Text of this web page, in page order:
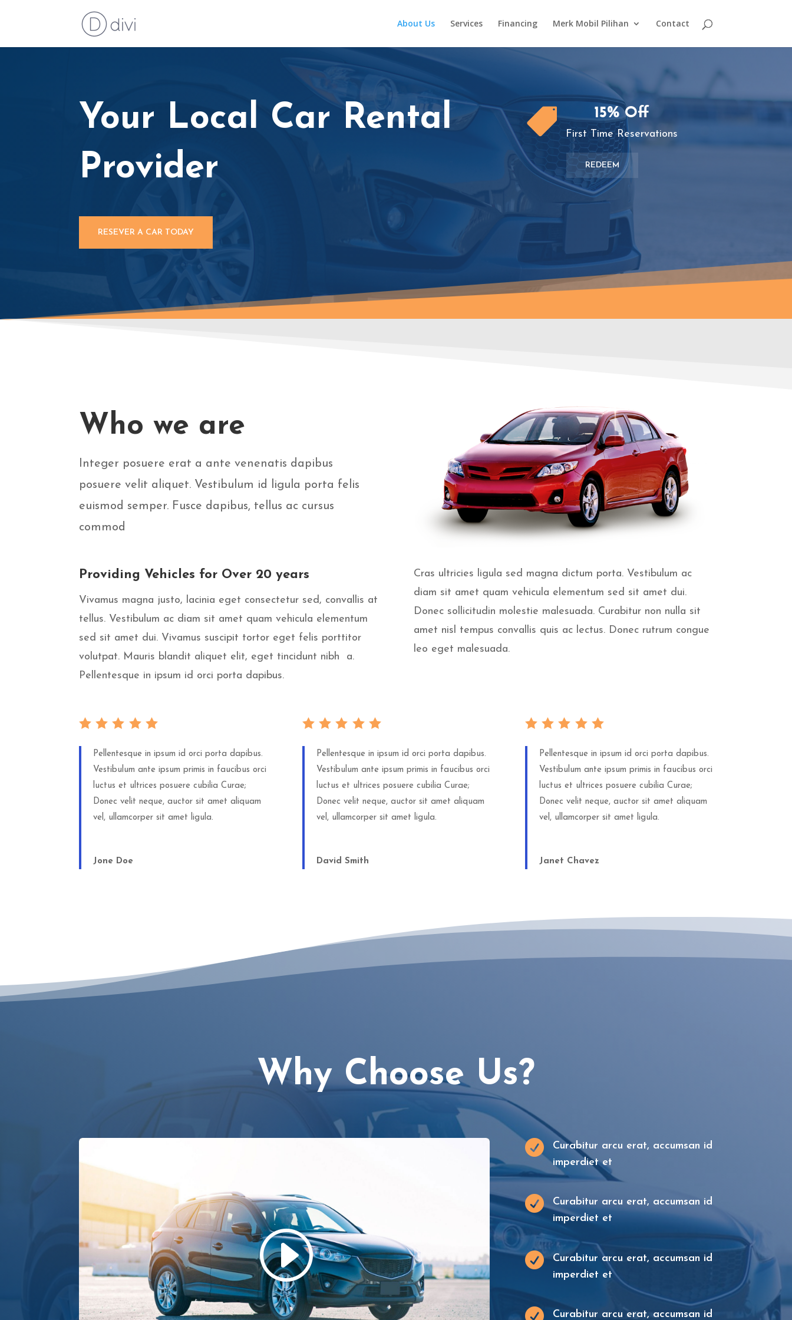
About Us Services Financing Merk Mobil Pilihan Contact
Your Local Car Rental
Provider
RESEVER A CAR TODAY
 15% Off
First Time Reservations
REDEEM
Who we are
Integer posuere erat a ante venenatis dapibus
posuere velit aliquet. Vestibulum id ligula porta felis
euismod semper. Fusce dapibus, tellus ac cursus
commod
Providing Vehicles for Over 20 years
Vivamus magna justo, lacinia eget consectetur sed, convallis at
tellus. Vestibulum ac diam sit amet quam vehicula elementum
sed sit amet dui. Vivamus suscipit tortor eget felis porttitor
volutpat. Mauris blandit aliquet elit, eget tincidunt nibh a.
Pellentesque in ipsum id orci porta dapibus.
Cras ultricies ligula sed magna dictum porta. Vestibulum ac
diam sit amet quam vehicula elementum sed sit amet dui.
Donec sollicitudin molestie malesuada. Curabitur non nulla sit
amet nisl tempus convallis quis ac lectus. Donec rutrum congue
leo eget malesuada.
Pellentesque in ipsum id orci porta dapibus.
Vestibulum ante ipsum primis in faucibus orci
luctus et ultrices posuere cubilia Curae;
Donec velit neque, auctor sit amet aliquam
vel, ullamcorper sit amet ligula.
Jone Doe
Pellentesque in ipsum id orci porta dapibus.
Vestibulum ante ipsum primis in faucibus orci
luctus et ultrices posuere cubilia Curae;
Donec velit neque, auctor sit amet aliquam
vel, ullamcorper sit amet ligula.
David Smith
Pellentesque in ipsum id orci porta dapibus.
Vestibulum ante ipsum primis in faucibus orci
luctus et ultrices posuere cubilia Curae;
Donec velit neque, auctor sit amet aliquam
vel, ullamcorper sit amet ligula.
Janet Chavez
Why Choose Us?

Curabitur arcu erat, accumsan id
imperdiet et

Curabitur arcu erat, accumsan id
imperdiet et

Curabitur arcu erat, accumsan id
imperdiet et
 Curabitur arcu erat, accumsan id